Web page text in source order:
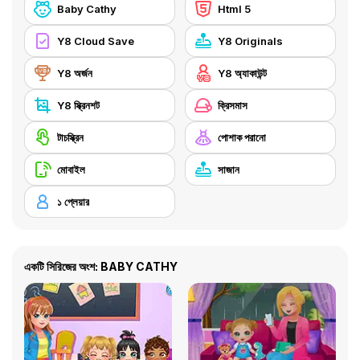
Baby Cathy Html 5
Y8 Cloud Save Y8 Originals
Y8 অর্জন Y8 অ্যাকাউন্ট
Y8 স্ক্রিনশট ক্রিসমাস
টাচস্ক্রিন পোশাক পরানো
মোবাইল সাজান
১ প্লেয়ার
একটি সিরিজের অংশ: BABY CATHY